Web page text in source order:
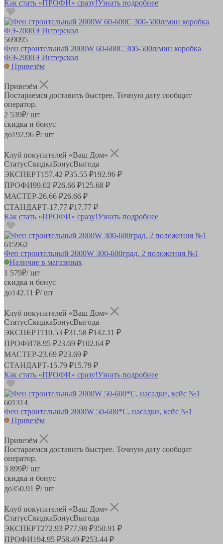
Как стать «ПРОФИ» сразу!Узнать подробнее
569095
Фен строительный 2000W 60-600С 300-500л/мин коробка
ФЭ-2000Э Интерскол
Привезём
Привезём
Постараемся доставить быстрее. Точную дату сообщит
оператор.
2 539₽/ шт
скидка и бонус
до192.96 ₽/ шт
Клуб покупателей «Ваш Дом»
СтатусСкидкаБонусВыгода
ЭКСПЕРТ157.42 ₽35.55 ₽192.96 ₽
ПРОФИ99.02 ₽26.66 ₽125.68 ₽
МАСТЕР-26.66 ₽26.66 ₽
СТАНДАРТ-17.77 ₽17.77 ₽
Как стать «ПРОФИ» сразу!Узнать подробнее
615962
Фен строительный 2000W 300-600град. 2 положения №1
Наличие в магазинах
1 579₽/ шт
скидка и бонус
до142.11 ₽/ шт
Клуб покупателей «Ваш Дом»
СтатусСкидкаБонусВыгода
ЭКСПЕРТ110.53 ₽31.58 ₽142.11 ₽
ПРОФИ78.95 ₽23.69 ₽102.64 ₽
МАСТЕР-23.69 ₽23.69 ₽
СТАНДАРТ-15.79 ₽15.79 ₽
Как стать «ПРОФИ» сразу!Узнать подробнее
601314
Фен строительный 2000W 50-600*С, насадки, кейс №1
Привезём
Привезём
Постараемся доставить быстрее. Точную дату сообщит
оператор.
3 899₽/ шт
скидка и бонус
до350.91 ₽/ шт
Клуб покупателей «Ваш Дом»
СтатусСкидкаБонусВыгода
ЭКСПЕРТ272.93 ₽77.98 ₽350.91 ₽
ПРОФИ194.95 ₽58.49 ₽253.44 ₽